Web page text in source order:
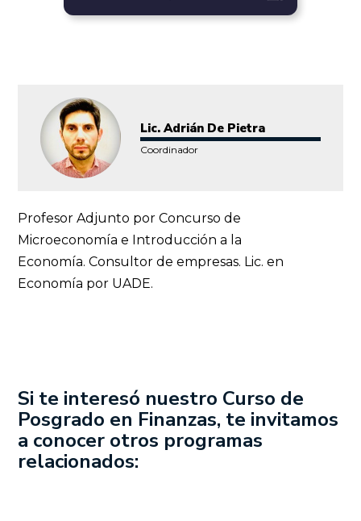
Lic. Adrián De Pietra
Coordinador
Profesor Adjunto por Concurso de
Microeconomía e Introducción a la
Economía. Consultor de empresas. Lic. en
Economía por UADE.
Si te interesó nuestro Curso de
Posgrado en Finanzas, te invitamos
a conocer otros programas
relacionados: